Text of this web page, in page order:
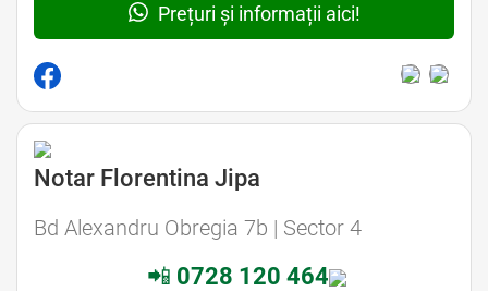
Prețuri și informații aici!
Avocat Specializat în Drept Civil • Avocat Specializat în Dreptul Familiei
Notar Florentina Jipa
Bd Alexandru Obregia 7b | Sector 4
📲 0728 120 464